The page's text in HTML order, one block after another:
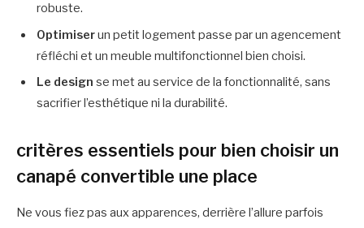
robuste.
Optimiserun petit logement passe par un agencement
réfléchi et un meuble multifonctionnel bien choisi.
Le design se met au service de la fonctionnalité, sans
sacrifier l’esthétique ni la durabilité.
critères essentiels pour bien choisir un
canapé convertible une place
Ne vous fiez pas aux apparences, derrière l’allure parfois